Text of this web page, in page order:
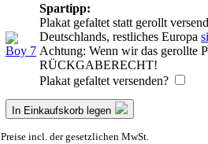
Spartipp:
Plakat gefaltet statt gerollt
Deutschlands, restliches Europa
Achtung: Wenn wir das gerollte
RÜCKGABERECHT!
Plakat gefaltet versenden?
In Einkaufskorb legen
Preise incl. der gesetzlichen MwSt.